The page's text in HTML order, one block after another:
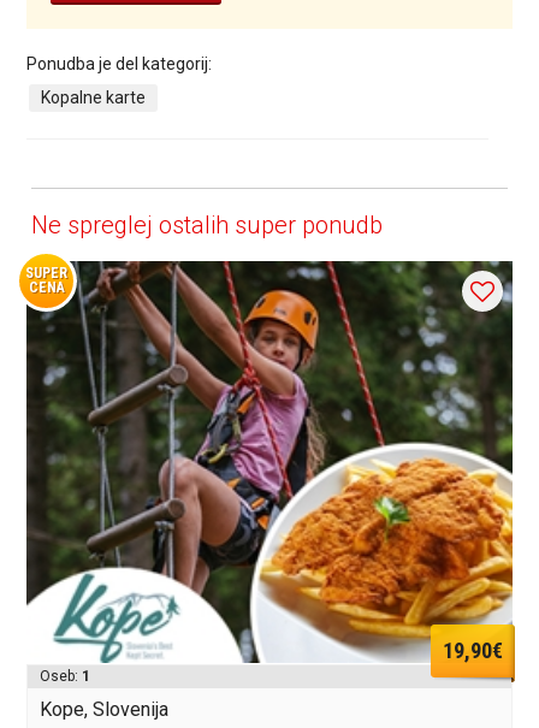
Ponudba je del kategorij:
Kopalne karte
Ne spreglej ostalih super ponudb
SUPER
CENA
19,90€
Oseb: 1
Kope, Slovenija